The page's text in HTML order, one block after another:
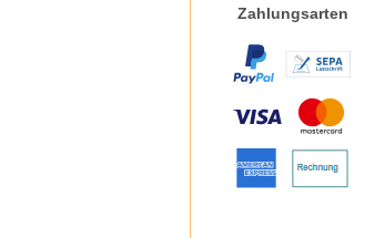
Zahlungsarten